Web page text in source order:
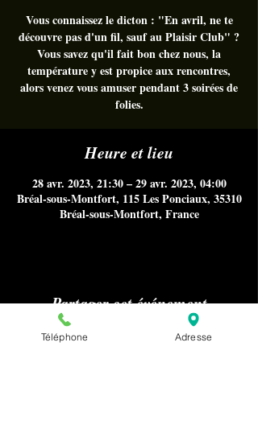
Vous connaissez le dicton : "En avril, ne te
découvre pas d'un fil, sauf au Plaisir Club" ?
Vous savez qu'il fait bon chez nous, la
température y est propice aux rencontres,
alors venez vous amuser pendant 3 soirées de
folies.
Heure et lieu
28 avr. 2023, 21:30 – 29 avr. 2023, 04:00
Bréal-sous-Montfort, 115 Les Ponciaux, 35310
Bréal-sous-Montfort, France
Partager cet événement
Téléphone Adresse